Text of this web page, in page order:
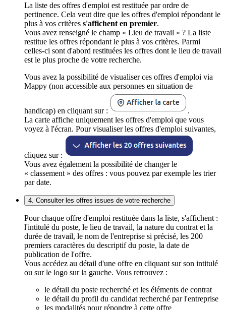
La liste des offres d'emploi est restituée par ordre de
pertinence. Cela veut dire que les offres d'emploi répondant le
plus à vos critères s'affichent en premier.
Vous avez renseigné le champ « Lieu de travail » ? La liste
restitue les offres répondant le plus à vos critères. Parmi
celles-ci sont d'abord restituées les offres dont le lieu de travail
est le plus proche de votre recherche.
Vous avez la possibilité de visualiser ces offres d'emploi via
Mappy (non accessible aux personnes en situation de
handicap) en cliquant sur :
.
La carte affiche uniquement les offres d'emploi que vous
voyez à l'écran. Pour visualiser les offres d'emploi suivantes,
cliquez sur :
Vous avez également la possibilité de changer le
« classement » des offres : vous pouvez par exemple les trier
par date.
4. Consulter les offres issues de votre recherche
Pour chaque offre d'emploi restituée dans la liste, s'affichent :
l'intitulé du poste, le lieu de travail, la nature du contrat et la
durée de travail, le nom de l'entreprise si précisé, les 200
premiers caractères du descriptif du poste, la date de
publication de l'offre.
Vous accédez au détail d'une offre en cliquant sur son intitulé
ou sur le logo sur la gauche. Vous retrouvez :
le détail du poste recherché et les éléments de contrat
le détail du profil du candidat recherché par l'entreprise
les modalités pour répondre à cette offre